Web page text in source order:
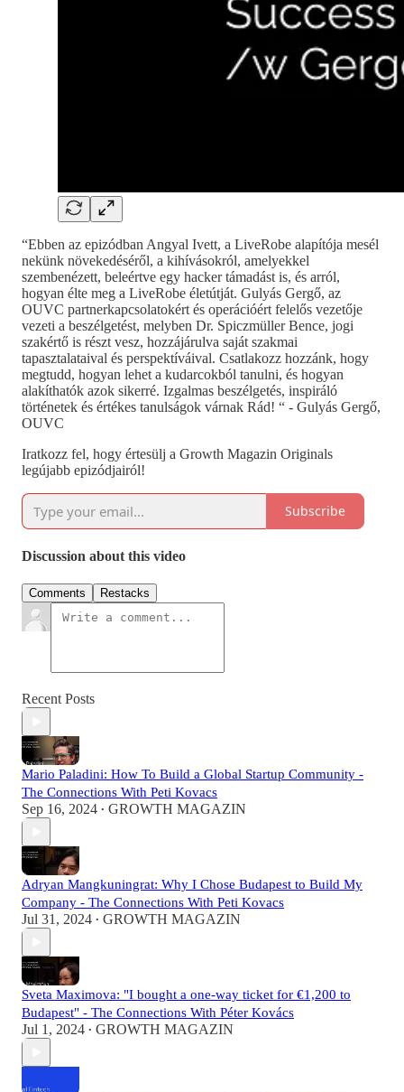
“Ebben az epizódban Angyal Ivett, a LiveRobe alapítója mesél
nekünk növekedéséről, a kihívásokról, amelyekkel
szembenézett, beleértve egy hacker támadást is, és arról,
hogyan élte meg a LiveRobe életútját. Gulyás Gergő, az
OUVC partnerkapcsolatokért és operációért felelős vezetője
vezeti a beszélgetést, melyben Dr. Spiczmüller Bence, jogi
szakértő is részt vesz, hozzájárulva saját szakmai
tapasztalataival és perspektíváival. Csatlakozz hozzánk, hogy
megtudd, hogyan lehet a kudarcokból tanulni, és hogyan
alakíthatók azok sikerré. Izgalmas beszélgetés, inspiráló
történetek és értékes tanulságok várnak Rád! “ - Gulyás Gergő,
OUVC
Iratkozz fel, hogy értesülj a Growth Magazin Originals
legújabb epizódjairól!
Subscribe
Discussion about this video
Comments Restacks
Recent Posts
Mario Paladini: How To Build a Global Startup Community -
The Connections With Peti Kovacs
Sep 16, 2024 • GROWTH MAGAZIN
Adryan Mangkuningrat: Why I Chose Budapest to Build My
Company - The Connections With Peti Kovacs
Jul 31, 2024 • GROWTH MAGAZIN
Sveta Maximova: "I bought a one-way ticket for €1,200 to
Budapest" - The Connections With Péter Kovács
Jul 1, 2024 • GROWTH MAGAZIN